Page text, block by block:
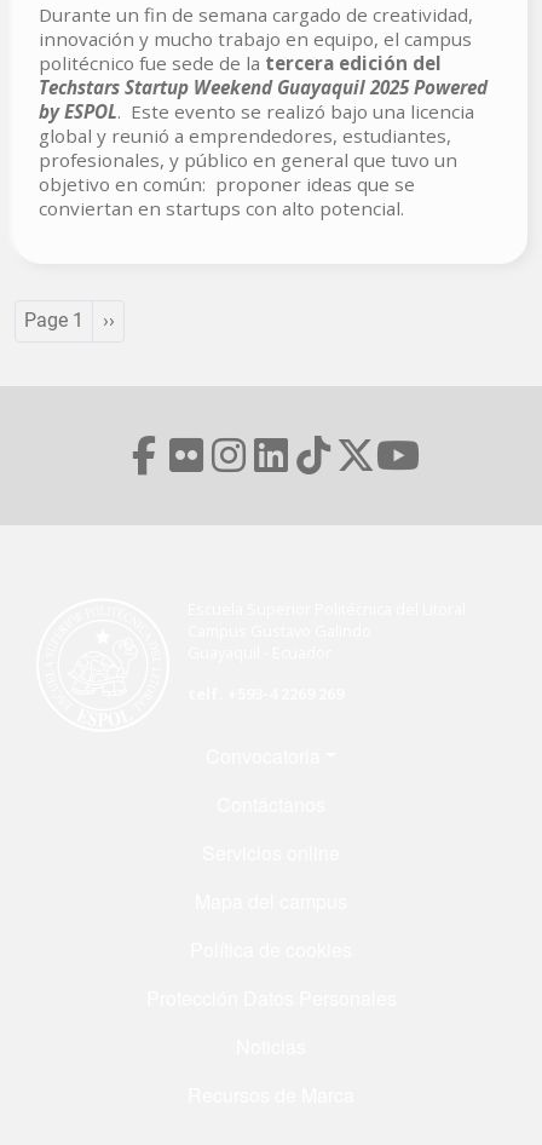
Durante un fin de semana cargado de creatividad,
innovación y mucho trabajo en equipo, el campus
politécnico fue sede de la tercera edición del
Techstars Startup Weekend Guayaquil 2025 Powered
by ESPOL. Este evento se realizó bajo una licencia
global y reunió a emprendedores, estudiantes,
profesionales, y público en general que tuvo un
objetivo en común: proponer ideas que se
conviertan en startups con alto potencial.
Pagination
Page 1 Next page
››